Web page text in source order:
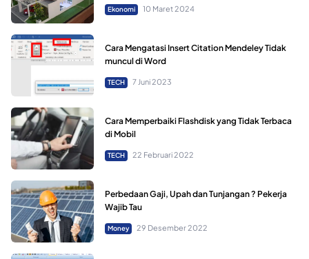
Ekonomi 10 Maret 2024
Cara Mengatasi Insert Citation Mendeley Tidak
muncul di Word
TECH 7 Juni 2023
Cara Memperbaiki Flashdisk yang Tidak Terbaca
di Mobil
TECH 22 Februari 2022
Perbedaan Gaji, Upah dan Tunjangan ? Pekerja
Wajib Tau
Money 29 Desember 2022